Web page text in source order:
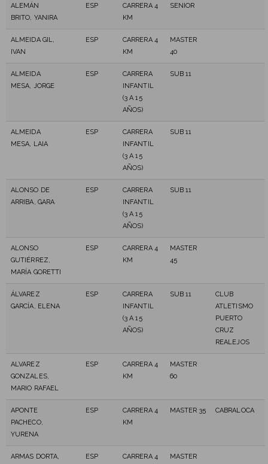
ALEMÁN
BRITO, YANIRA
ESP
CARRERA 4
KM
SENIOR
ALMEIDA GIL,
IVAN
ESP
CARRERA 4
KM
MASTER
40
ALMEIDA
MESA, JORGE
ESP
CARRERA
INFANTIL
(3 A 15
AÑOS)
SUB 11
ALMEIDA
MESA, LAIA
ESP
CARRERA
INFANTIL
(3 A 15
AÑOS)
SUB 11
ALONSO DE
ARRIBA, GARA
ESP
CARRERA
INFANTIL
(3 A 15
AÑOS)
SUB 11
ALONSO
GUTIÉRREZ,
MARÍA GORETTI
ESP
CARRERA 4
KM
MASTER
45
ÁLVAREZ
GARCÍA, ELENA
ESP
CARRERA
INFANTIL
(3 A 15
AÑOS)
SUB 11
CLUB
ATLETISMO
PUERTO
CRUZ
REALEJOS
ALVAREZ
GONZALES,
MARIO RAFAEL
ESP
CARRERA 4
KM
MASTER
60
APONTE
PACHECO,
YURENA
ESP
CARRERA 4
KM
MASTER 35 CABRALOCA
ARMAS DORTA, ESP CARRERA 4 MASTER